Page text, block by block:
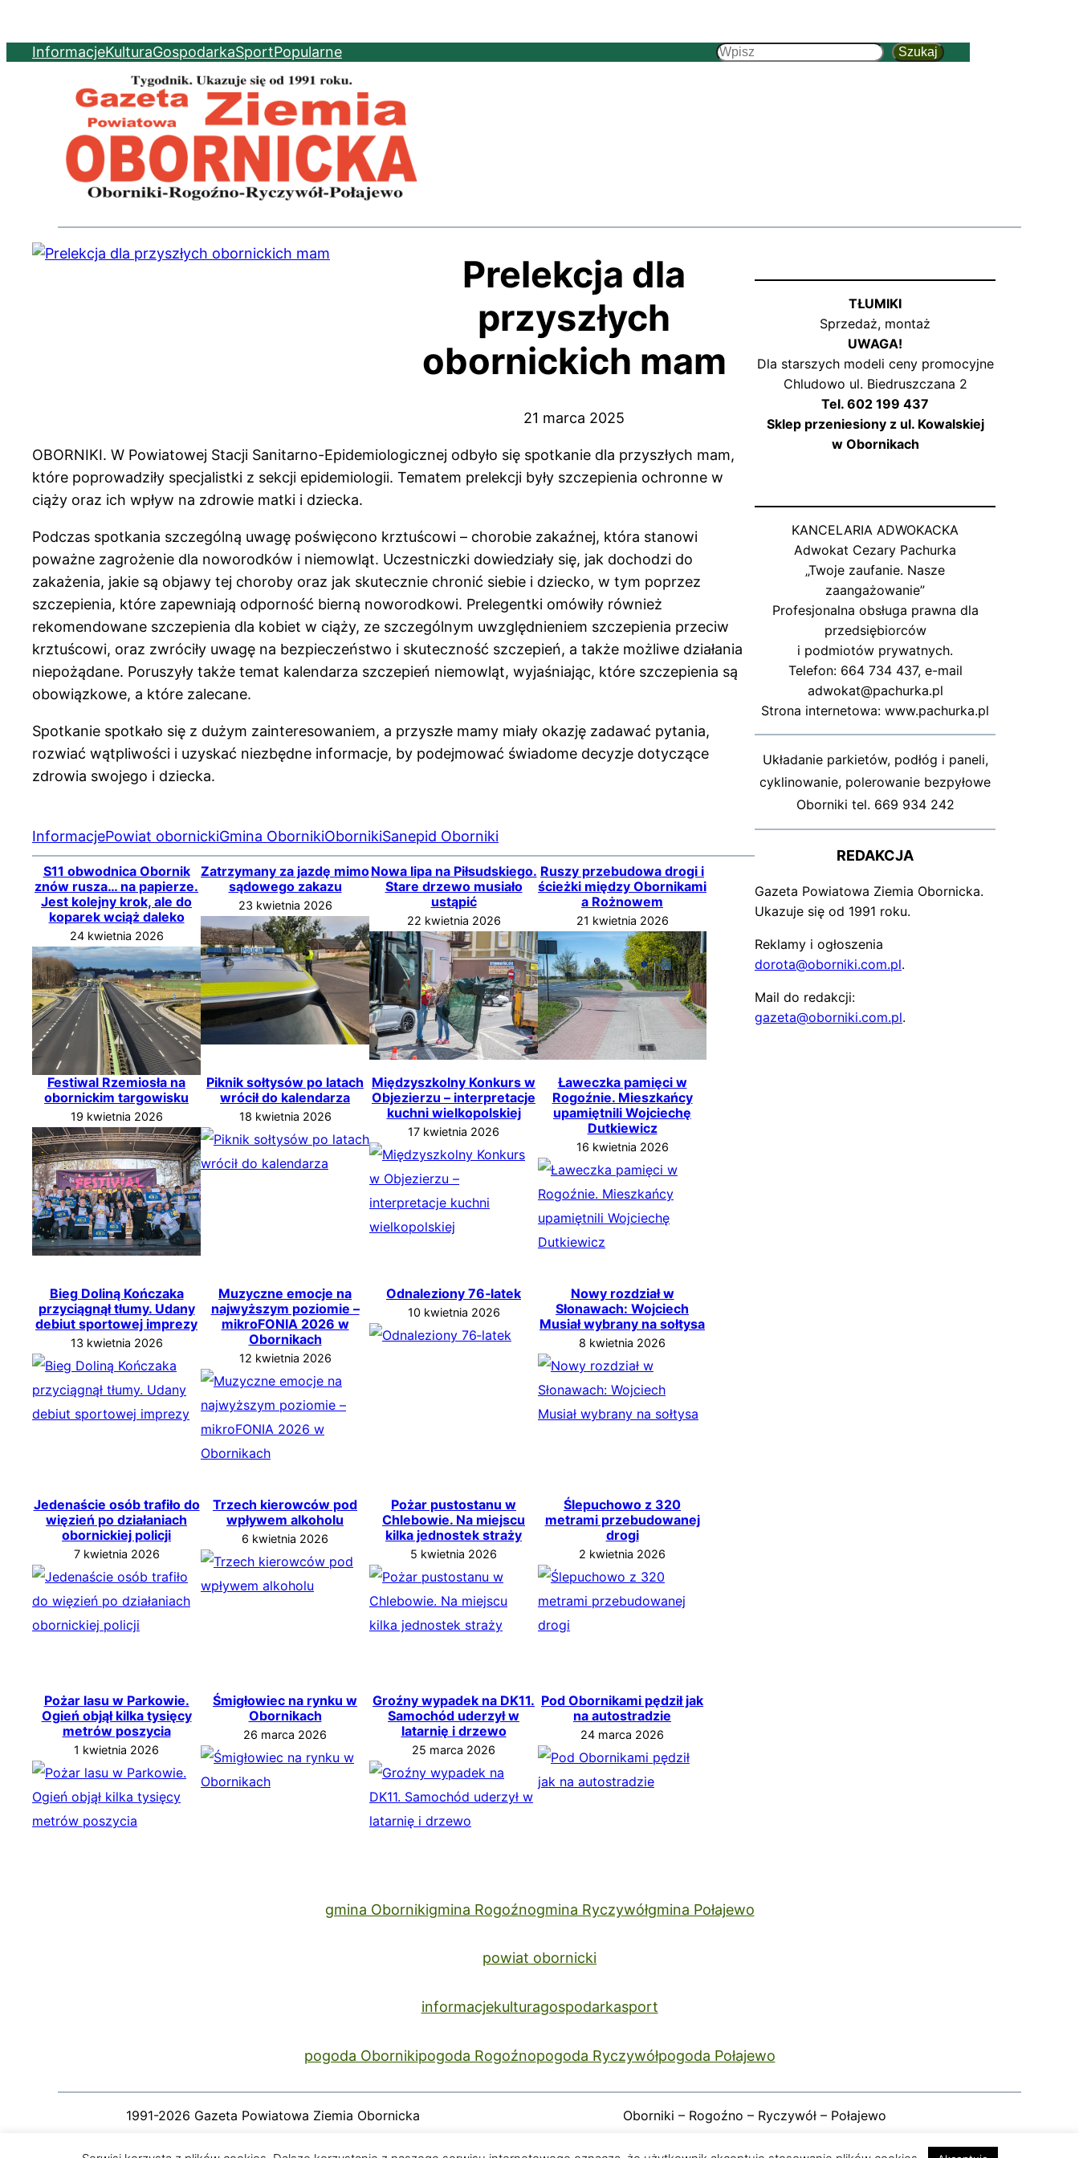
InformacjeKulturaGospodarkaSportPopularne
Szukaj
Szukaj
Prelekcja dla
przyszłych
obornickich mam
21 marca 2025
OBORNIKI. W Powiatowej Stacji Sanitarno-Epidemiologicznej odbyło się spotkanie dla przyszłych mam,
które poprowadziły specjalistki z sekcji epidemiologii. Tematem prelekcji były szczepienia ochronne w
ciąży oraz ich wpływ na zdrowie matki i dziecka.
Podczas spotkania szczególną uwagę poświęcono krztuścowi – chorobie zakaźnej, która stanowi
poważne zagrożenie dla noworodków i niemowląt. Uczestniczki dowiedziały się, jak dochodzi do
zakażenia, jakie są objawy tej choroby oraz jak skutecznie chronić siebie i dziecko, w tym poprzez
szczepienia, które zapewniają odporność bierną noworodkowi. Prelegentki omówiły również
rekomendowane szczepienia dla kobiet w ciąży, ze szczególnym uwzględnieniem szczepienia przeciw
krztuścowi, oraz zwróciły uwagę na bezpieczeństwo i skuteczność szczepień, a także możliwe działania
niepożądane. Poruszyły także temat kalendarza szczepień niemowląt, wyjaśniając, które szczepienia są
obowiązkowe, a które zalecane.
Spotkanie spotkało się z dużym zainteresowaniem, a przyszłe mamy miały okazję zadawać pytania,
rozwiać wątpliwości i uzyskać niezbędne informacje, by podejmować świadome decyzje dotyczące
zdrowia swojego i dziecka.
InformacjePowiat obornickiGmina ObornikiObornikiSanepid Oborniki
S11 obwodnica Obornik
znów rusza… na papierze.
Jest kolejny krok, ale do
koparek wciąż daleko
24 kwietnia 2026
Zatrzymany za jazdę mimo
sądowego zakazu
23 kwietnia 2026
Nowa lipa na Piłsudskiego.
Stare drzewo musiało
ustąpić
22 kwietnia 2026
Ruszy przebudowa drogi i
ścieżki między Obornikami
a Rożnowem
21 kwietnia 2026
Festiwal Rzemiosła na
obornickim targowisku
19 kwietnia 2026
Piknik sołtysów po latach
wrócił do kalendarza
18 kwietnia 2026
Międzyszkolny Konkurs w
Objezierzu – interpretacje
kuchni wielkopolskiej
17 kwietnia 2026
Ławeczka pamięci w
Rogoźnie. Mieszkańcy
upamiętnili Wojciechę
Dutkiewicz
16 kwietnia 2026
Bieg Doliną Kończaka
przyciągnął tłumy. Udany
debiut sportowej imprezy
13 kwietnia 2026
Muzyczne emocje na
najwyższym poziomie –
mikroFONIA 2026 w
Obornikach
12 kwietnia 2026
Odnaleziony 76‑latek
10 kwietnia 2026
Nowy rozdział w
Słonawach: Wojciech
Musiał wybrany na sołtysa
8 kwietnia 2026
Jedenaście osób trafiło do
więzień po działaniach
obornickiej policji
7 kwietnia 2026
Trzech kierowców pod
wpływem alkoholu
6 kwietnia 2026
Pożar pustostanu w
Chlebowie. Na miejscu
kilka jednostek straży
5 kwietnia 2026
Ślepuchowo z 320
metrami przebudowanej
drogi
2 kwietnia 2026
Pożar lasu w Parkowie.
Ogień objął kilka tysięcy
metrów poszycia
1 kwietnia 2026
Śmigłowiec na rynku w
Obornikach
26 marca 2026
Groźny wypadek na DK11.
Samochód uderzył w
latarnię i drzewo
25 marca 2026
Pod Obornikami pędził jak
na autostradzie
24 marca 2026
TŁUMIKI
Sprzedaż, montaż
UWAGA!
Dla starszych modeli ceny promocyjne
Chludowo ul. Biedruszczana 2
Tel. 602 199 437
Sklep przeniesiony z ul. Kowalskiej
w Obornikach
KANCELARIA ADWOKACKA
Adwokat Cezary Pachurka
„Twoje zaufanie. Nasze
zaangażowanie”
Profesjonalna obsługa prawna dla
przedsiębiorców
i podmiotów prywatnych.
Telefon: 664 734 437, e-mail
adwokat@pachurka.pl
Strona internetowa: www.pachurka.pl
Układanie parkietów, podłóg i paneli,
cyklinowanie, polerowanie bezpyłowe
Oborniki tel. 669 934 242
REDAKCJA
Gazeta Powiatowa Ziemia Obornicka.
Ukazuje się od 1991 roku.
Reklamy i ogłoszenia
dorota@oborniki.com.pl.
Mail do redakcji:
gazeta@oborniki.com.pl.
gmina Obornikigmina Rogoźnogmina Ryczywółgmina Połajewo
powiat obornicki
informacjekulturagospodarkasport
pogoda Obornikipogoda Rogoźnopogoda Ryczywółpogoda Połajewo
1991-2026 Gazeta Powiatowa Ziemia Obornicka Oborniki – Rogoźno – Ryczywół – Połajewo